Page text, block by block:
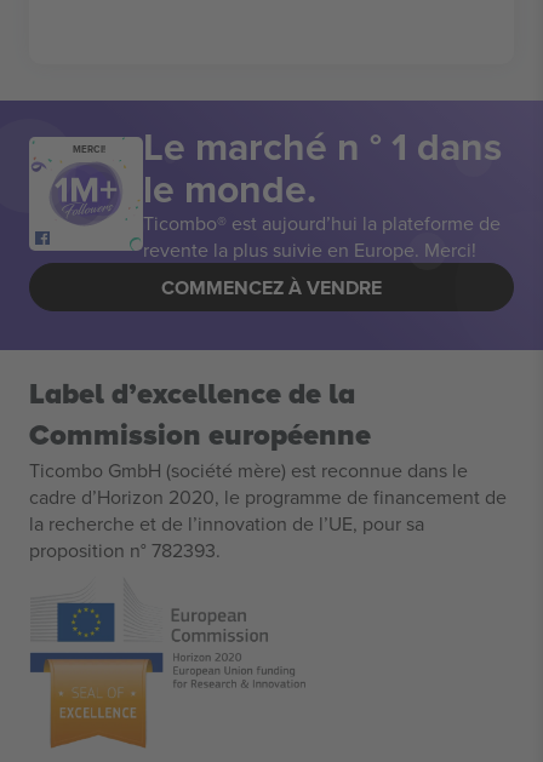
MERCI! Le marché n ° 1 dans
le monde.
Ticombo® est aujourd’hui la plateforme de
revente la plus suivie en Europe. Merci!
COMMENCEZ À VENDRE
Label d’excellence de la
Commission européenne
Ticombo GmbH (société mère) est reconnue dans le
cadre d’Horizon 2020, le programme de financement de
la recherche et de l’innovation de l’UE, pour sa
proposition n° 782393.